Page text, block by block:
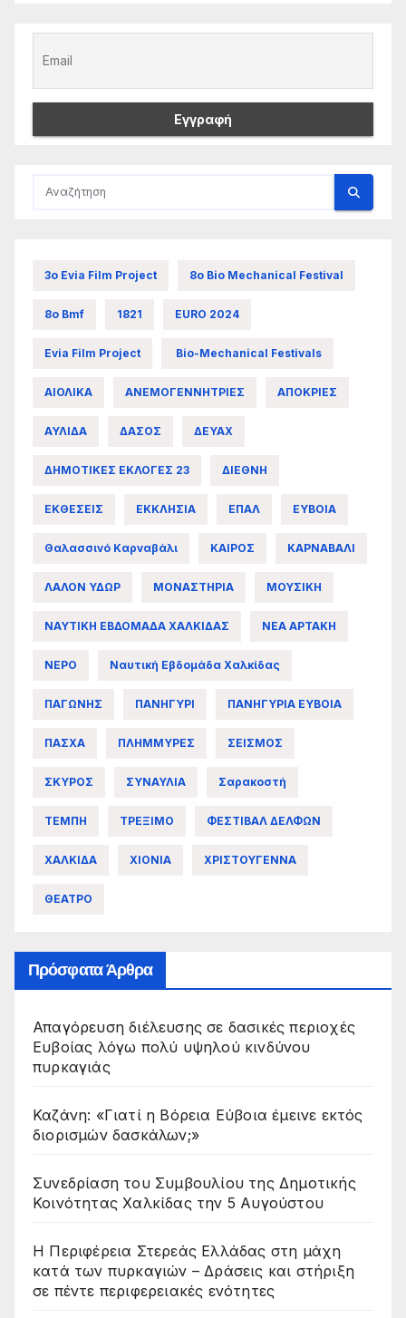
3ο Evia Film Project 8ο Bio Mechanical Festival
8ο Bmf 1821 EURO 2024
Evia Film Project Bio-Mechanical Festivals
ΑΙΟΛΙΚΑ ΑΝΕΜΟΓΕΝΝΗΤΡΙΕΣ ΑΠΟΚΡΙΕΣ
ΑΥΛΙΔΑ ΔΑΣΟΣ ΔΕΥΑΧ
ΔΗΜΟΤΙΚΕΣ ΕΚΛΟΓΕΣ 23 ΔΙΕΘΝΗ
ΕΚΘΕΣΕΙΣ ΕΚΚΛΗΣΙΑ ΕΠΑΛ ΕΥΒΟΙΑ
Θαλασσινό Καρναβάλι ΚΑΙΡΟΣ ΚΑΡΝΑΒΑΛΙ
ΛΑΛΟΝ ΥΔΩΡ ΜΟΝΑΣΤΗΡΙΑ ΜΟΥΣΙΚΗ
ΝΑΥΤΙΚΗ ΕΒΔΟΜΑΔΑ ΧΑΛΚΙΔΑΣ ΝΕΑ ΑΡΤΑΚΗ
ΝΕΡΟ Ναυτική Εβδομάδα Χαλκίδας
ΠΑΓΩΝΗΣ ΠΑΝΗΓΥΡΙ ΠΑΝΗΓΥΡΙΑ ΕΥΒΟΙΑ
ΠΑΣΧΑ ΠΛΗΜΜΥΡΕΣ ΣΕΙΣΜΟΣ
ΣΚΥΡΟΣ ΣΥΝΑΥΛΙΑ Σαρακοστή
ΤΕΜΠΗ ΤΡΕΞΙΜΟ ΦΕΣΤΙΒΑΛ ΔΕΛΦΩΝ
ΧΑΛΚΙΔΑ ΧΙΟΝΙΑ ΧΡΙΣΤΟΥΓΕΝΝΑ
ΘΕΑΤΡΟ
Πρόσφατα Άρθρα
Απαγόρευση διέλευσης σε δασικές περιοχές
Ευβοίας λόγω πολύ υψηλού κινδύνου
πυρκαγιάς
Καζάνη: «Γιατί η Βόρεια Εύβοια έμεινε εκτός
διορισμών δασκάλων;»
Συνεδρίαση του Συμβουλίου της Δημοτικής
Κοινότητας Χαλκίδας την 5 Αυγούστου
Η Περιφέρεια Στερεάς Ελλάδας στη μάχη
κατά των πυρκαγιών – Δράσεις και στήριξη
σε πέντε περιφερειακές ενότητες